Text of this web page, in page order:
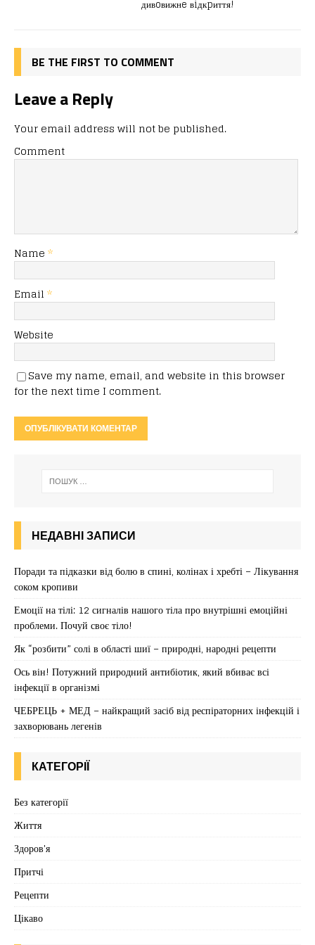
дивoвижнe вiдкpиття!
BE THE FIRST TO COMMENT
Leave a Reply
Your email address will not be published.
Comment
Name *
Email *
Website
Save my name, email, and website in this browser
for the next time I comment.
НЕДАВНІ ЗАПИСИ
Поради та підказки від болю в спині, колінах і хребті – Лікування
соком кропиви
Емоції на тілі: 12 сигналів нашого тіла про внутрішні емоційні
проблеми. Почуй своє тіло!
Як “розбити” солі в області шиї – природні, народні рецепти
Ось він! Потужний природний антибіотик, який вбиває всі
інфекції в організмі
ЧЕБРЕЦЬ + МЕД – найкращий засіб від респіраторних інфекцій і
захворювань легенів
КАТЕГОРІЇ
Без категорії
Життя
Здоров'я
Притчі
Рецепти
Цікаво